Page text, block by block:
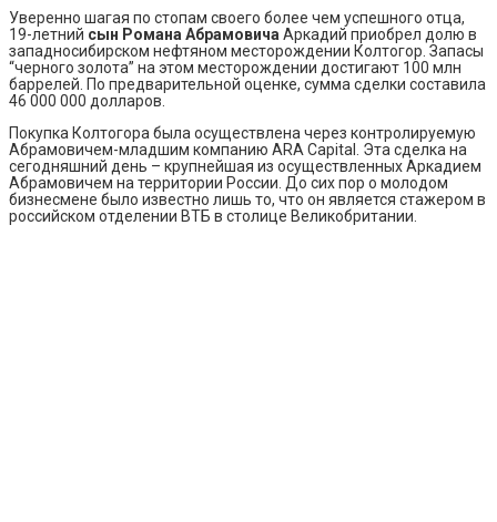
Уверенно шагая по стопам своего более чем успешного отца,
19-летний сын Романа Абрамовича Аркадий приобрел долю в
западносибирском нефтяном месторождении Колтогор. Запасы
“черного золота” на этом месторождении достигают 100 млн
баррелей. По предварительной оценке, сумма сделки составила
46 000 000 долларов.
Покупка Колтогора была осуществлена через контролируемую
Абрамовичем-младшим компанию ARA Capital. Эта сделка на
сегодняшний день – крупнейшая из осуществленных Аркадием
Абрамовичем на территории России. До сих пор о молодом
бизнесмене было известно лишь то, что он является стажером в
российском отделении ВТБ в столице Великобритании.